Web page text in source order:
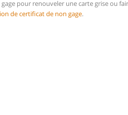
pour renouveler une carte grise ou
de certificat de non gage.